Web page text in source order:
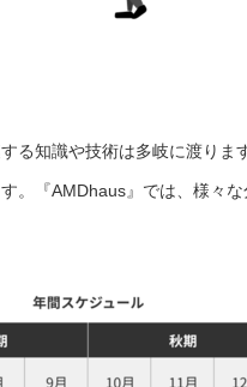
る知識や技術は多岐に渡り
。『AMDhaus』では、様々